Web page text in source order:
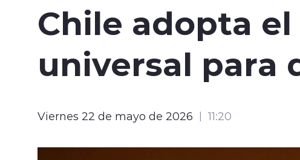
Chile adopta
universal para
Viernes 22 de mayo de 2026 11:20